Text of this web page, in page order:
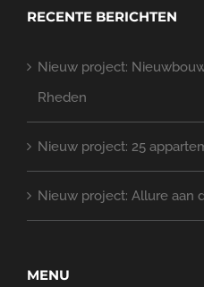
RECENTE BERICHTEN
Nieuw project:
Rheden
Nieuw project: 25
Nieuw project: Allure aan
MENU